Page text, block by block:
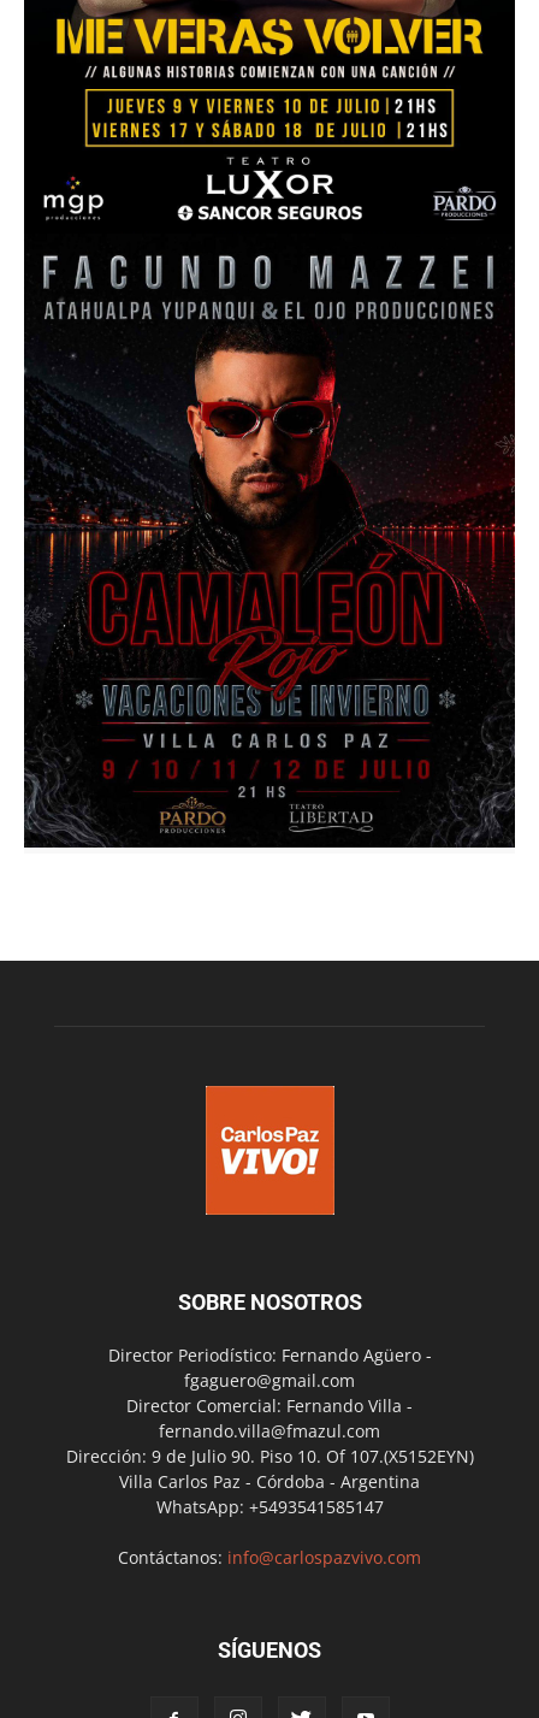
SOBRE NOSOTROS
Director Periodístico: Fernando Agüero -
fgaguero@gmail.com
Director Comercial: Fernando Villa -
fernando.villa@fmazul.com
Dirección: 9 de Julio 90. Piso 10. Of 107.(X5152EYN)
Villa Carlos Paz - Córdoba - Argentina
WhatsApp: +5493541585147
Contáctanos: info@carlospazvivo.com
SÍGUENOS